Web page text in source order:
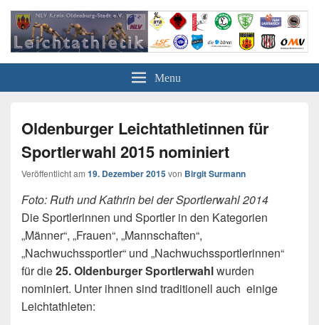
Leichtathletik in Oldenburg
NLV-Kreis Oldenburg-Stadt e.V.
Menu
Oldenburger Leichtathletinnen für
Sportlerwahl 2015 nominiert
Veröffentlicht am 19. Dezember 2015von Birgit Surmann
Foto: Ruth und Kathrin bei der Sportlerwahl 2014
Die Sportlerinnen und Sportler in den Kategorien
„Männer“, „Frauen“, „Mannschaften“,
„Nachwuchssportler“ und „Nachwuchssportlerinnen“
für die25. Oldenburger Sportlerwahlwurden
nominiert. Unter ihnen sind traditionell auch einige
Leichtathleten: